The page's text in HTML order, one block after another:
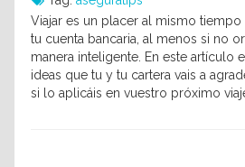
Viajar es un placer al mismo tiempo
tu cuenta bancaria, al menos si no
manera inteligente. En este artículo
ideas que tu y tu cartera vais a
si lo aplicáis en vuestro próximo